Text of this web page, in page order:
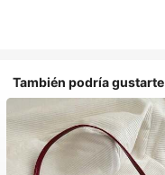
También podría gustarte